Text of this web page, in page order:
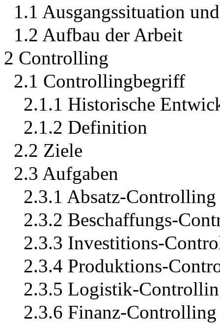
1.1 Ausgangssituation
1.2 Aufbau der Arbeit
2 Controlling
2.1 Controllingbegriff
2.1.1 Historische
2.1.2 Definition
2.2 Ziele
2.3 Aufgaben
2.3.1 Absatz-Controlling
2.3.2 Beschaffungs-
2.3.3 Investitions-
2.3.4 Produktions-
2.3.5 Logistik-
2.3.6 Finanz-Controlling